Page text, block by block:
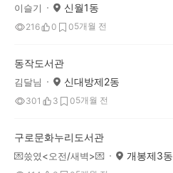
이슬기 신월1동
216 0 05개월 전
동작도서관
김달님 신대방제2동
301 3 05개월 전
구로문화누리도서관
💌쑸였<오전/새벽>💌 개봉제3동